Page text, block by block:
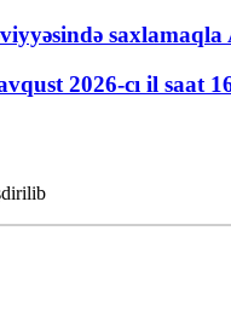
2026-cı il saat